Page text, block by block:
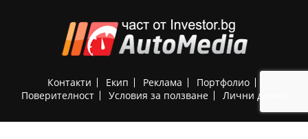
Контакти Екип Реклама
Портфолио
Поверителност
Условия за ползване Лични данни